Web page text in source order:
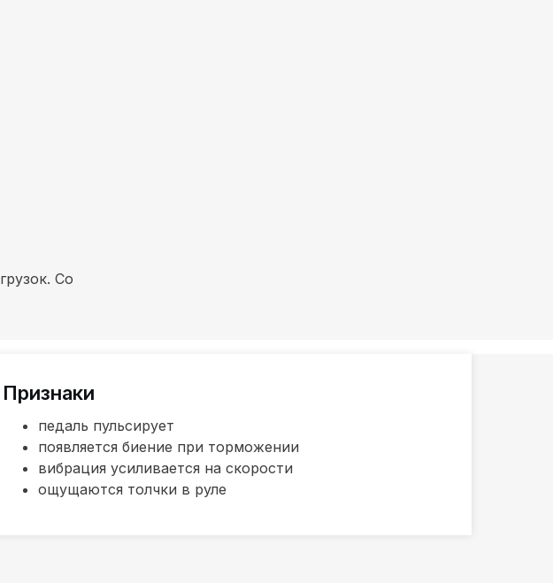
Со
Признаки
педаль пульсирует
появляется биение при торможении
вибрация усиливается на скорости
ощущаются толчки в руле